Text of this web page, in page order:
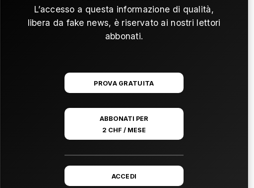
L’accesso a questa informazione di qualità,
libera da fake news, è riservato ai nostri lettori
abbonati.
PROVA GRATUITA
ABBONATI PER
2 CHF / MESE
ACCEDI